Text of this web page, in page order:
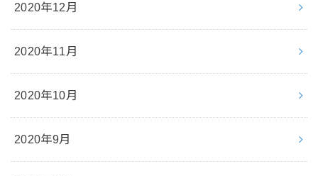
2020年12月
2020年11月
2020年10月
2020年9月